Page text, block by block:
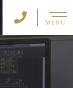
MENU